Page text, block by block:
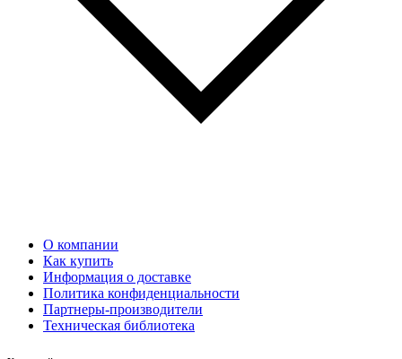
О компании
Как купить
Информация о доставке
Политика конфиденциальности
Партнеры-производители
Техническая библиотека